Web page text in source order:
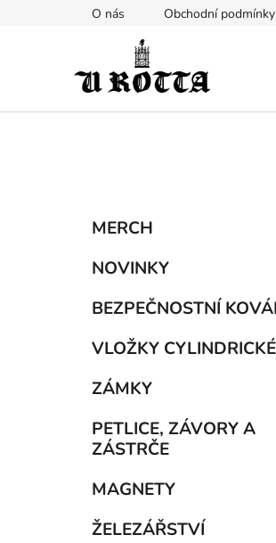
O nás Obchodní podmínky
Přeskočit
kategorie
MERCH
NOVINKY
BEZPEČNOSTNÍ
VLOŽKY CYLINDRICKÉ
ZÁMKY
PETLICE, ZÁVORY A
ZÁSTRČE
MAGNETY
ŽELEZÁŘSTVÍ